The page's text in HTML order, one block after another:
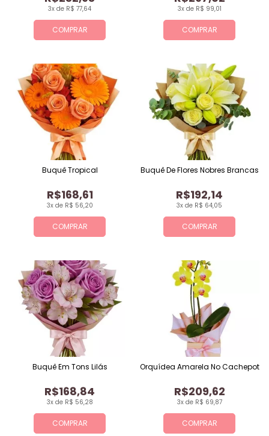
COMPRAR
3x de R$ 77,64
COMPRAR
3x de R$ 99,01
COMPRAR
3x de R$ 56,20
R$168,61
Buquê Tropical
COMPRAR
3x de R$ 64,05
R$192,14
Buquê De Flores Nobres Brancas
COMPRAR
3x de R$ 56,28
R$168,84
Buquê Em Tons Lilás
COMPRAR
3x de R$ 69,87
R$209,62
Orquídea Amarela No Cachepot